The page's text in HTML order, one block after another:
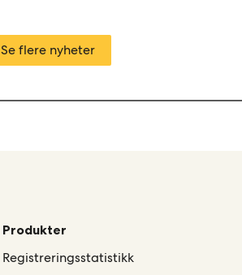
Se flere nyheter
Produkter
Registreringsstatistikk